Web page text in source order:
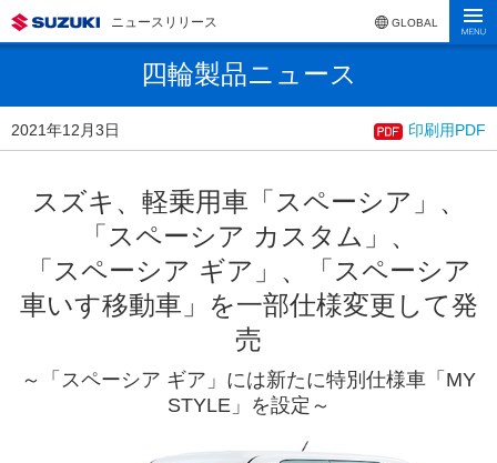
GLOBAL
ニュースリリース
四輪製品ニュース
2021年12月3日 印刷用PDF
スズキ、軽乗用車「スペーシア」、
「スペーシア カスタム」、
「スペーシア ギア」、「スペーシア
車いす移動車」を一部仕様変更して発
売
～「スペーシア ギア」には新たに特別仕様車「MY
STYLE」を設定～